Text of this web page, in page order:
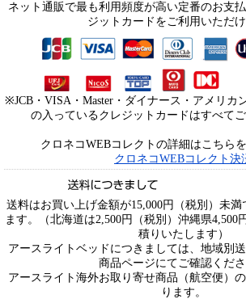
ネット通販で最も利用頻度が高い定番のお支
ジットカードをご利用いただけ
※JCB・VISA・Master・ダイナース・アメリカ
の入っているクレジットカードはすべてご
クロネコWEBコレクトの詳細はこちら
クロネコWEBコレクト決
送料はお買い上げ金額が15,000円（税別）未満
ます。（北海道は2,500円（税別）沖縄県4,500
積りいたします）
アースライトベッドにつきましては、地域別
商品ページにてご確認くださ
アースライト海外お取り寄せ商品（航空便）
ります。